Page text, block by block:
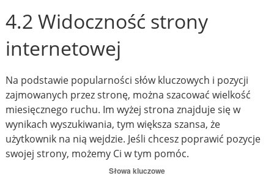
4.2 Widoczność strony
internetowej
Na podstawie popularności słów kluczowych i pozycji
zajmowanych przez stronę, można szacować wielkość
miesięcznego ruchu. Im wyżej strona znajduje się w
wynikach wyszukiwania, tym większa szansa, że
użytkownik na nią wejdzie. Jeśli chcesz poprawić pozycje
swojej strony, możemy Ci w tym pomóc.